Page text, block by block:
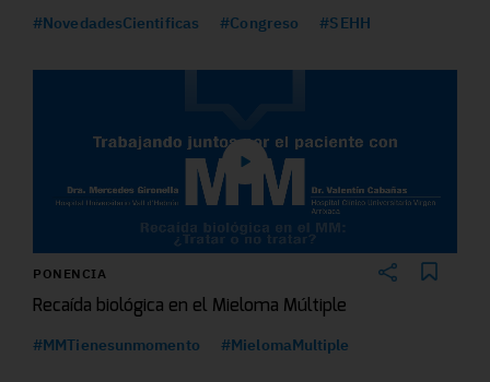
#NovedadesCientificas #Congreso #SEHH
PONENCIA
Recaída biológica en el Mieloma Múltiple
#MMTienesunmomento #MielomaMultiple